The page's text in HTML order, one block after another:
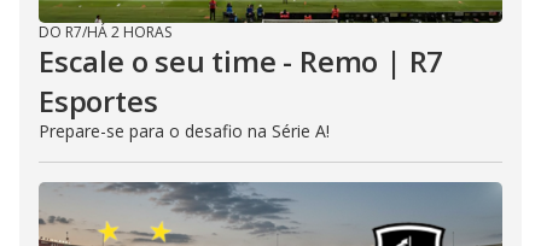
DO R7/HÁ 2 HORAS
Escale o seu time - Remo | R7
Esportes
Prepare-se para o desafio na Série A!